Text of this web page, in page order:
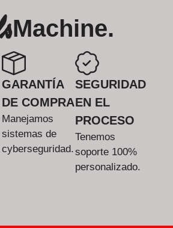
Machine.
GARANTÍA
DE COMPRA
Manejamos
sistemas de
cyberseguridad.
SEGURIDAD
EN EL
PROCESO
Tenemos
soporte 100%
personalizado.